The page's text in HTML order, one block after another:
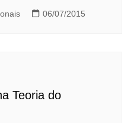
06/07/2015
Teoria do